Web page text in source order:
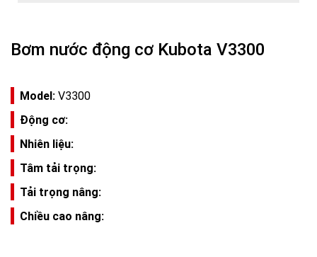
Bơm nước động cơ Kubota V3300
Model: V3300
Động cơ:
Nhiên liệu:
Tâm tải trọng:
Tải trọng nâng:
Chiều cao nâng: